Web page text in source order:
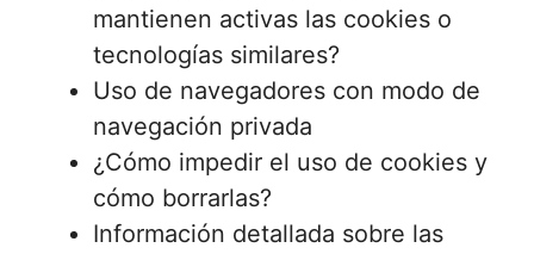
mantienen activas las cookies o
tecnologías similares?
Uso de navegadores con modo de
navegación privada
¿Cómo impedir el uso de cookies y
cómo borrarlas?
Información detallada sobre las